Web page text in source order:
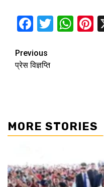
Facebook
Twitter
Continue
Reading
Previous
प्रेस विज्ञप्ति
MORE STORIES